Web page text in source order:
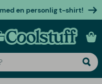
en personlig t-shirt!
Personlige gaver